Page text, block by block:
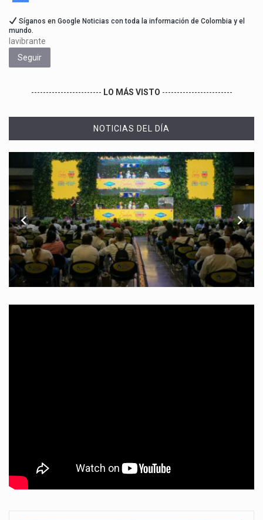
Síganos en Google Noticias con toda la información de Colombia y el
mundo.
lavibrante
Seguir
------------------------ LO MÁS VISTO ------------------------
NOTICIAS DEL DÍA